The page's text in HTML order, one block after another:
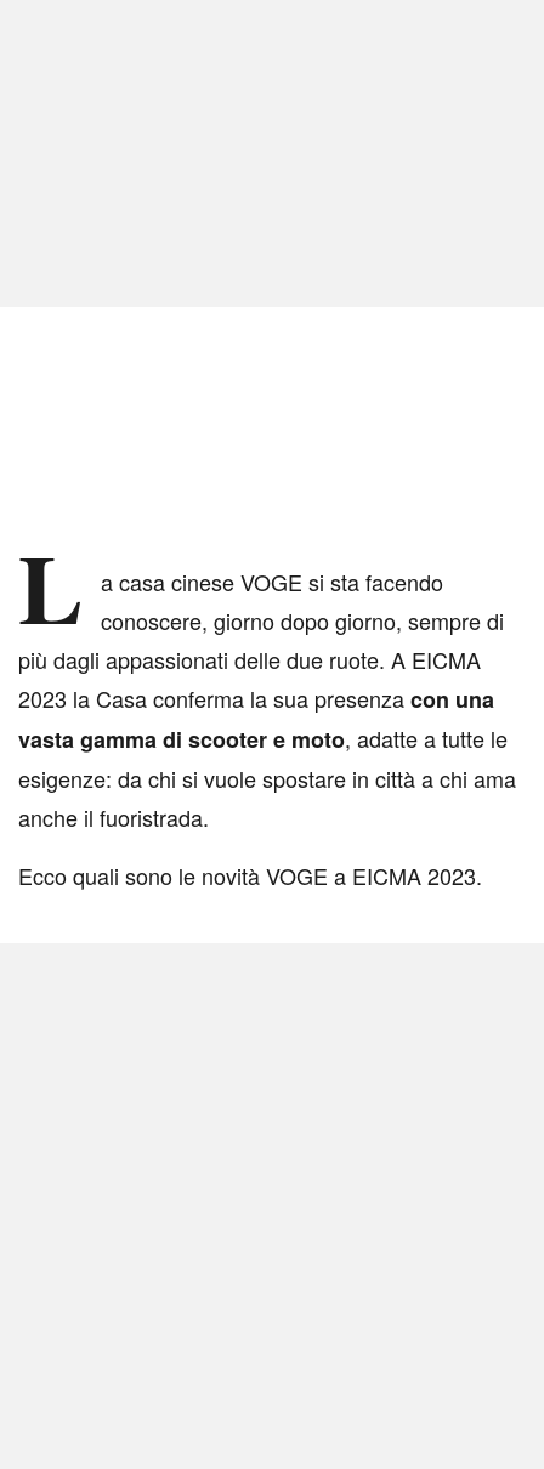
L
a casa cinese VOGE si sta facendo
conoscere, giorno dopo giorno, sempre di
più dagli appassionati delle due ruote. A EICMA
2023 la Casa conferma la sua presenzacon una
vasta gamma di scooter e moto, adatte a tutte le
esigenze: da chi si vuole spostare in città a chi ama
anche il fuoristrada.
Ecco quali sono le novità VOGE a EICMA 2023.